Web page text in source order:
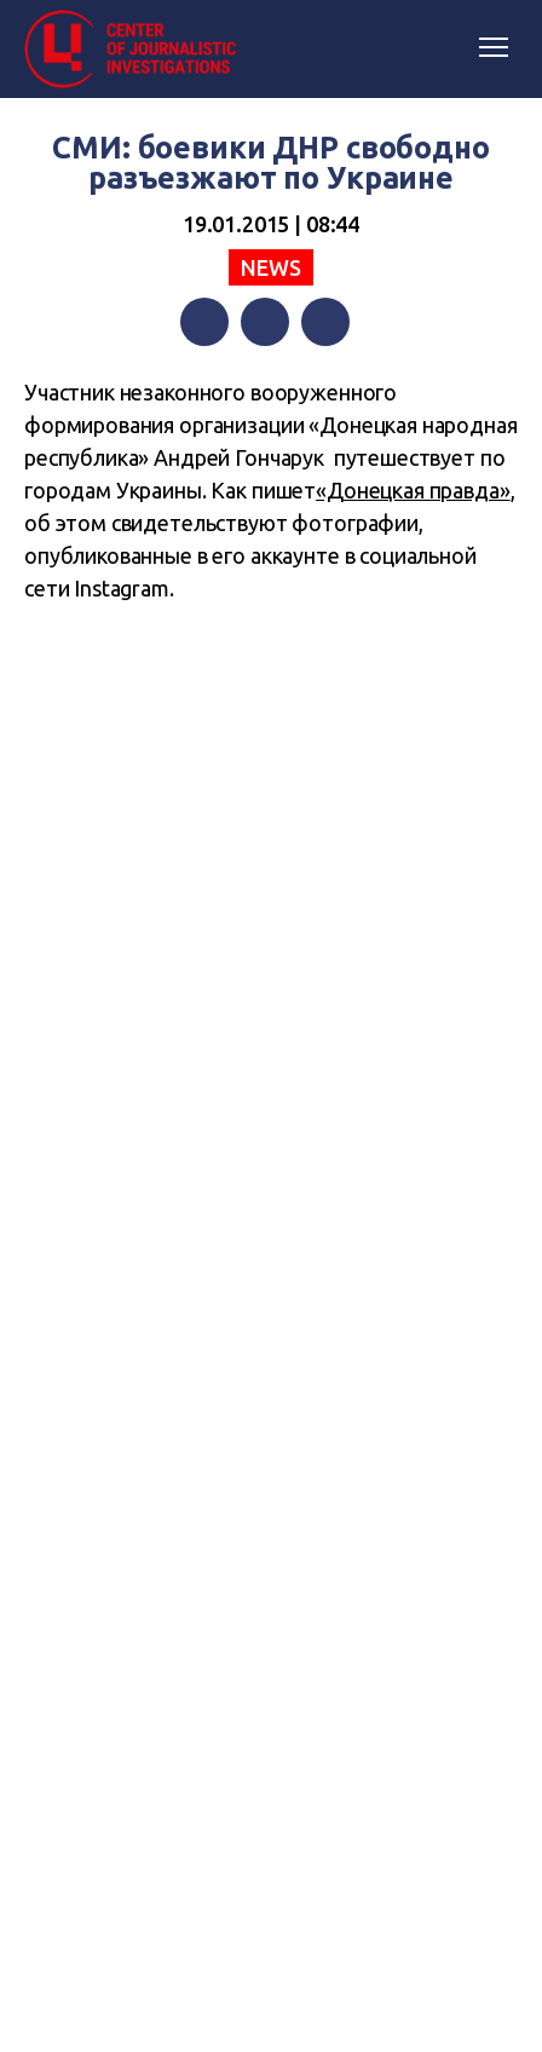
СМИ: боевики ДНР свободно
разъезжают по Украине
19.01.2015 | 08:44
NEWS
Участник незаконного вооруженного
формирования организации «Донецкая народная
республика» Андрей Гончарук путешествует по
городам Украины. Как пишет«Донецкая правда»,
об этом свидетельствуют фотографии,
опубликованные в его аккаунте в социальной
сети Instagram.